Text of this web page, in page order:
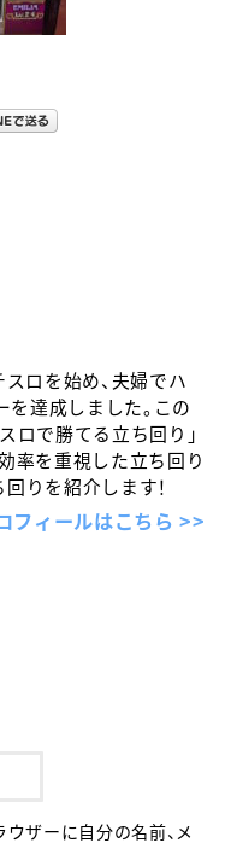
ロを始め、夫婦でハ
達成しました。この
ロで勝てる立ち回り」
率を重視した立ち回り
りを紹介します！
フィールはこちら >>
ザーに自分の名前、メ